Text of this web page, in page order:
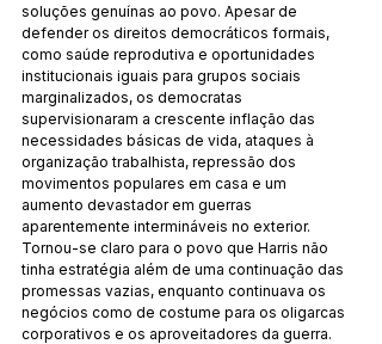
soluções genuínas ao povo. Apesar de
defender os direitos democráticos formais,
como saúde reprodutiva e oportunidades
institucionais iguais para grupos sociais
marginalizados, os democratas
supervisionaram a crescente inflação das
necessidades básicas de vida, ataques à
organização trabalhista, repressão dos
movimentos populares em casa e um
aumento devastador em guerras
aparentemente intermináveis no exterior.
Tornou-se claro para o povo que Harris não
tinha estratégia além de uma continuação das
promessas vazias, enquanto continuava os
negócios como de costume para os oligarcas
corporativos e os aproveitadores da guerra.